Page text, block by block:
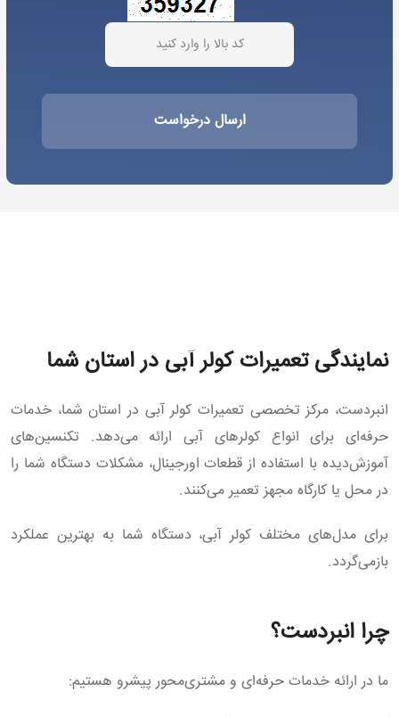
نمایندگی تعمیرات کولر آبی در استان شما
انبردست، مرکز تخصصی تعمیرات کولر آبی در استان شما، خدمات
حرفه‌ای برای انواع کولرهای آبی ارائه می‌دهد. تکنسین‌های
آموزش‌دیده با استفاده از قطعات اورجینال، مشکلات دستگاه شما را
در محل یا کارگاه مجهز تعمیر می‌کنند.
برای مدل‌های مختلف کولر آبی، دستگاه شما به بهترین عملکرد
بازمی‌گردد.
چرا انبردست؟
ما در ارائه خدمات حرفه‌ای و مشتری‌محور پیشرو هستیم: